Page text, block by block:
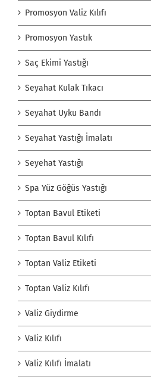
Promosyon Valiz Kılıfı
Promosyon Yastık
Saç Ekimi Yastığı
Seyahat Kulak Tıkacı
Seyahat Uyku Bandı
Seyahat Yastığı İmalatı
Seyehat Yastığı
Spa Yüz Göğüs Yastığı
Toptan Bavul Etiketi
Toptan Bavul Kılıfı
Toptan Valiz Etiketi
Toptan Valiz Kılıfı
Valiz Giydirme
Valiz Kılıfı
Valiz Kılıfı İmalatı